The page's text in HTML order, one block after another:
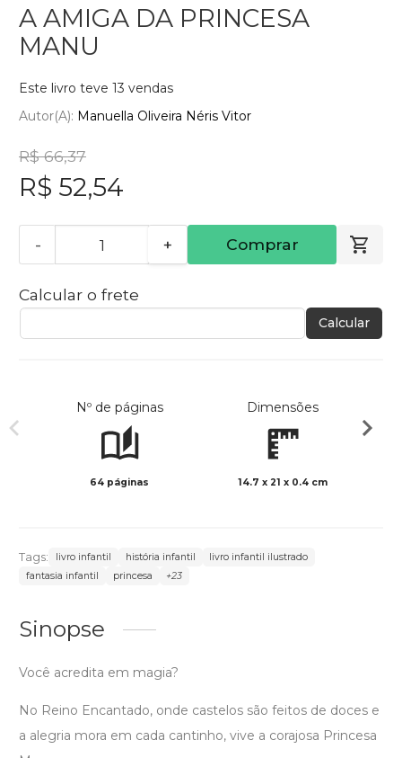
A AMIGA DA PRINCESA
MANU
Este livro teve 13 vendas
Autor(a): Manuella Oliveira Néris Vitor
R$ 66,37
R$ 52,54
- + Comprar
Calcular o frete
Calcular
Nº de páginas
64 páginas
Dimensões
14.7 x 21 x 0.4 cm
Tags: livro infantil história infantil
livro infantil ilustrado
fantasia infantil
princesa +23
Sinopse
Você acredita em magia?
No Reino Encantado, onde castelos são feitos de doces e
a alegria mora em cada cantinho, vive a corajosa Princesa